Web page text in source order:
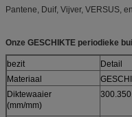
Pantene, Duif, Vijver, VERSUS,
Onze GESCHIKTE periodieke
bezit
Detail
Materiaal
Diktewaaier
(mm/mm)